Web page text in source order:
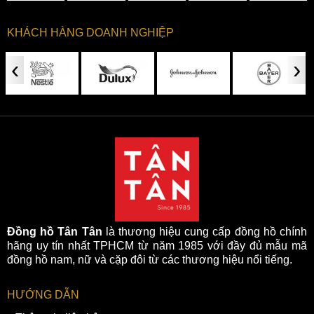
Kim và cọc số được phủ dạ quang thuận tiện
Dây đeo của đồng hồ được làm từ da chính hãng mềm mại
và chắc chắn, vừa tạo sự thoải mái vừa thể hiện được chất
KHÁCH HÀNG DOANH NGHIỆP
‹ ›
Đồng hồ Tân Tân là thương hiệu cung cấp đồng hồ chính
hãng uy tín nhất TPHCM từ năm 1985 với đầy đủ mẫu mã
đồng hồ nam, nữ và cặp đôi từ các thương hiệu nổi tiếng.
HƯỚNG DẪN